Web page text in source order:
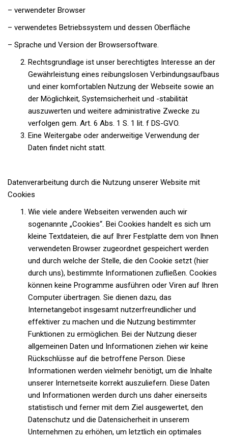
– verwendeter Browser
– verwendetes Betriebssystem und dessen Oberfläche
– Sprache und Version der Browsersoftware.
Rechtsgrundlage ist unser berechtigtes Interesse an der
Gewährleistung eines reibungslosen Verbindungsaufbaus
und einer komfortablen Nutzung der Webseite sowie an
der Möglichkeit, Systemsicherheit und -stabilität
auszuwerten und weitere administrative Zwecke zu
verfolgen gem. Art. 6 Abs. 1 S. 1 lit. f DS-GVO.
Eine Weitergabe oder anderweitige Verwendung der
Daten findet nicht statt.
Datenverarbeitung durch die Nutzung unserer Website mit
Cookies
Wie viele andere Webseiten verwenden auch wir
sogenannte „Cookies“. Bei Cookies handelt es sich um
kleine Textdateien, die auf Ihrer Festplatte dem von Ihnen
verwendeten Browser zugeordnet gespeichert werden
und durch welche der Stelle, die den Cookie setzt (hier
durch uns), bestimmte Informationen zufließen. Cookies
können keine Programme ausführen oder Viren auf Ihren
Computer übertragen. Sie dienen dazu, das
Internetangebot insgesamt nutzerfreundlicher und
effektiver zu machen und die Nutzung bestimmter
Funktionen zu ermöglichen. Bei der Nutzung dieser
allgemeinen Daten und Informationen ziehen wir keine
Rückschlüsse auf die betroffene Person. Diese
Informationen werden vielmehr benötigt, um die Inhalte
unserer Internetseite korrekt auszuliefern. Diese Daten
und Informationen werden durch uns daher einerseits
statistisch und ferner mit dem Ziel ausgewertet, den
Datenschutz und die Datensicherheit in unserem
Unternehmen zu erhöhen, um letztlich ein optimales